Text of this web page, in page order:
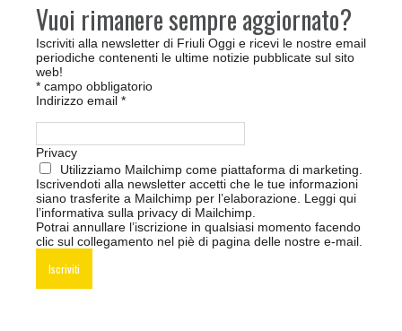
Vuoi rimanere sempre aggiornato?
Iscriviti alla newsletter di Friuli Oggi e ricevi le nostre email
periodiche contenenti le ultime notizie pubblicate sul sito
web!
* campo obbligatorio
Indirizzo email *
Privacy
Utilizziamo Mailchimp come piattaforma di marketing.
Iscrivendoti alla newsletter accetti che le tue informazioni
siano trasferite a Mailchimp per l’elaborazione. Leggi qui
l’informativa sulla privacy di Mailchimp.
Potrai annullare l’iscrizione in qualsiasi momento facendo
clic sul collegamento nel piè di pagina delle nostre e-mail.